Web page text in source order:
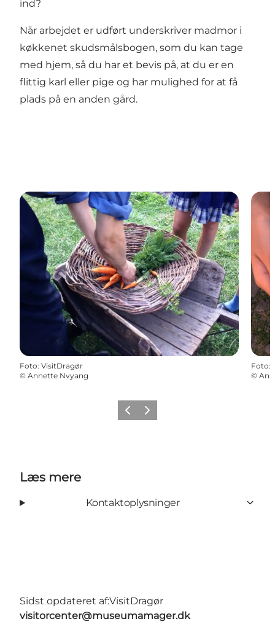
ind?
Når arbejdet er udført underskriver madmor i
køkkenet skudsmålsbogen, som du kan tage
med hjem, så du har et bevis på, at du er en
flittig karl eller pige og har mulighed for at få
plads på en anden gård.
Foto: VisitDragør
© Annette Nvyang
Foto:
©
Forrige billede
Næste billede
Læs mere
Kontaktoplysninger
Sidst opdateret af:VisitDragør
visitorcenter@museumamager.dk